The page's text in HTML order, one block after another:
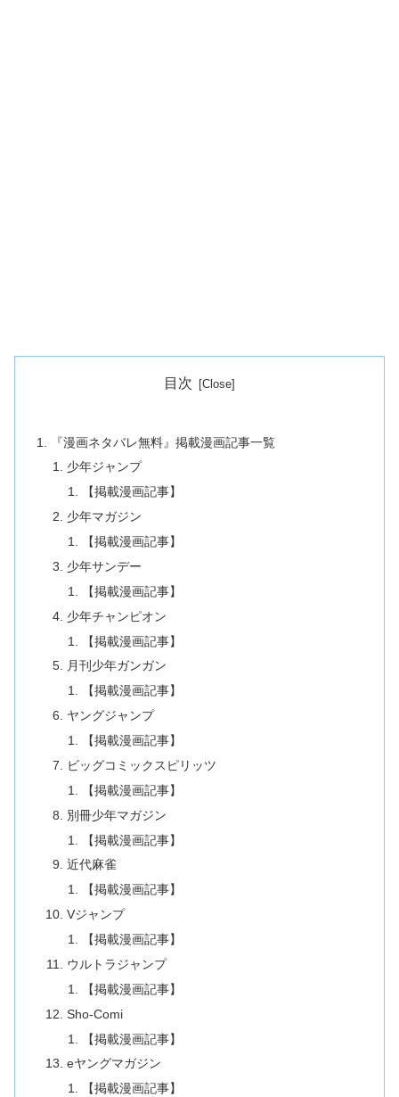
目次
『漫画ネタバレ無料』掲載漫画記事一覧
少年ジャンプ
【掲載漫画記事】
少年マガジン
【掲載漫画記事】
少年サンデー
【掲載漫画記事】
少年チャンピオン
【掲載漫画記事】
月刊少年ガンガン
【掲載漫画記事】
ヤングジャンプ
【掲載漫画記事】
ビッグコミックスピリッツ
【掲載漫画記事】
別冊少年マガジン
【掲載漫画記事】
近代麻雀
【掲載漫画記事】
Vジャンプ
【掲載漫画記事】
ウルトラジャンプ
【掲載漫画記事】
Sho-Comi
【掲載漫画記事】
eヤングマガジン
【掲載漫画記事】